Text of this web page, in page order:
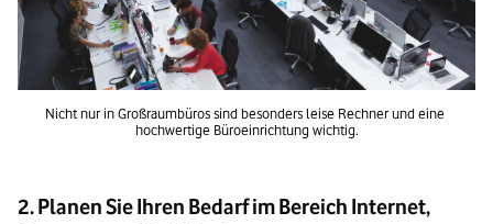
Nicht nur in Großraumbüros sind besonders leise Rechner und eine
hochwertige Büroeinrichtung wichtig.
2. Planen Sie Ihren Bedarf im Bereich Internet,